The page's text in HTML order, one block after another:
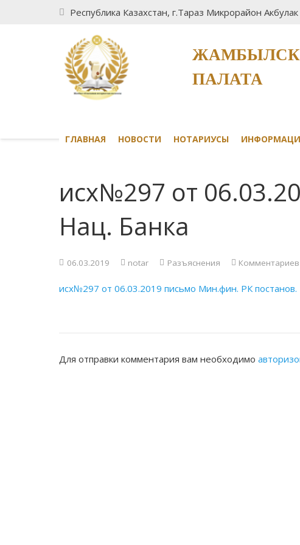
Республика Казахстан, г.Тараз Микрорайон
ПАЛАТА
ГЛАВНАЯ НОВОСТИ НОТАРИУСЫ
исх№297 от
Нац. Банка
06.03.2019 notar Разъяснения
исх№297 от 06.03.2019 письмо Мин.фин. РК постанов.
Для отправки комментария вам необходимо